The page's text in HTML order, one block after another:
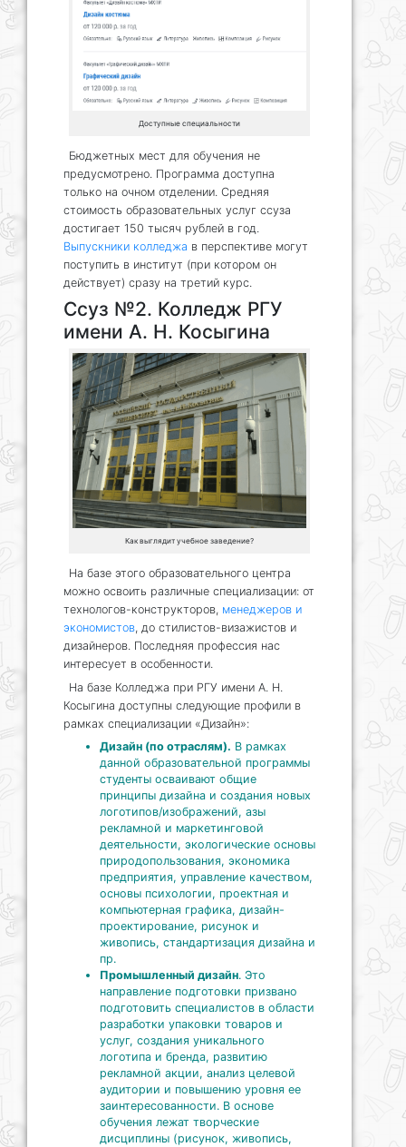
Доступные специальности
Бюджетных мест для обучения не
предусмотрено. Программа доступна
только на очном отделении. Средняя
стоимость образовательных услуг ссуза
достигает 150 тысяч рублей в год.
Выпускники колледжа в перспективе могут
поступить в институт (при котором он
действует) сразу на третий курс.
Ссуз №2. Колледж РГУ
имени А. Н. Косыгина
Как выглядит учебное заведение?
На базе этого образовательного центра
можно освоить различные специализации: от
технологов-конструкторов, менеджеров и
экономистов, до стилистов-визажистов и
дизайнеров. Последняя профессия нас
интересует в особенности.
На базе Колледжа при РГУ имени А. Н.
Косыгина доступны следующие профили в
рамках специализации «Дизайн»:
Дизайн (по отраслям). В рамках
данной образовательной программы
студенты осваивают общие
принципы дизайна и создания новых
логотипов/изображений, азы
рекламной и маркетинговой
деятельности, экологические основы
природопользования, экономика
предприятия, управление качеством,
основы психологии, проектная и
компьютерная графика, дизайн-
проектирование, рисунок и
живопись, стандартизация дизайна и
пр.
Промышленный дизайн. Это
направление подготовки призвано
подготовить специалистов в области
разработки упаковки товаров и
услуг, создания уникального
логотипа и бренда, развитию
рекламной акции, анализ целевой
аудитории и повышению уровня ее
заинтересованности. В основе
обучения лежат творческие
дисциплины (рисунок, живопись,